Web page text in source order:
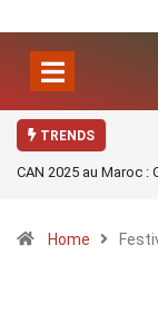
TRENDS
CAN 2025 au Maroc
Home